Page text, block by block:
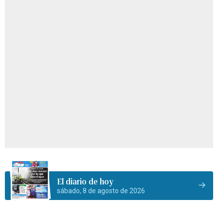
El diario de hoy
sábado, 8 de agosto de 2026